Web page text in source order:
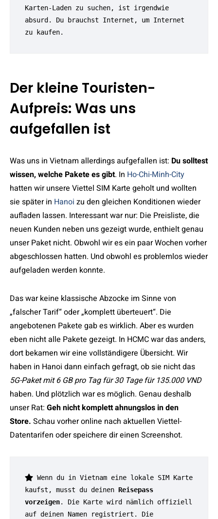
Karten-Laden zu suchen, ist irgendwie
absurd. Du brauchst Internet, um Internet
zu kaufen.
Der kleine Touristen-
Aufpreis: Was uns
aufgefallen ist
Was uns in Vietnam allerdings aufgefallen ist: Du solltest
wissen, welche Pakete es gibt. In Ho-Chi-Minh-City
hatten wir unsere Viettel SIM Karte geholt und wollten
sie später in Hanoi zu den gleichen Konditionen wieder
aufladen lassen. Interessant war nur: Die Preisliste, die
neuen Kunden neben uns gezeigt wurde, enthielt genau
unser Paket nicht. Obwohl wir es ein paar Wochen vorher
abgeschlossen hatten. Und obwohl es problemlos wieder
aufgeladen werden konnte.
Das war keine klassische Abzocke im Sinne von
„falscher Tarif“ oder „komplett überteuert“. Die
angebotenen Pakete gab es wirklich. Aber es wurden
eben nicht alle Pakete gezeigt. In HCMC war das anders,
dort bekamen wir eine vollständigere Übersicht. Wir
haben in Hanoi dann einfach gefragt, ob sie nicht das
5G-Paket mit 6 GB pro Tag für 30 Tage für 135.000 VND
haben. Und plötzlich war es möglich. Genau deshalb
unser Rat: Geh nicht komplett ahnungslos in den
Store. Schau vorher online nach aktuellen Viettel-
Datentarifen oder speichere dir einen Screenshot.
Wenn du in Vietnam eine lokale SIM Karte
kaufst, musst du deinen Reisepass
vorzeigen. Die Karte wird nämlich offiziell
auf deinen Namen registriert. Die